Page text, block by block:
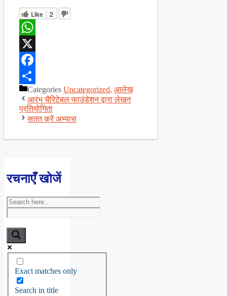
Like 2
WhatsApp
X
Facebook
ShareCategories Uncategorized, आलेख
आरंभ चैरिटेबल फाउंडेशन द्वारा लेखन
प्रतियोगिता
सतत करें अभ्यास
रचनाएँ खोजें
Exact matches only
Search in title